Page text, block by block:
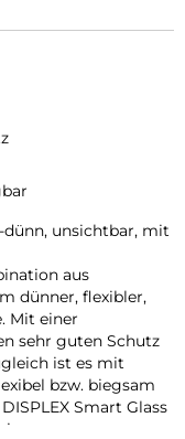
dünn, unsichtbar, mit
aus
dünner, flexibler,
Mit einer
sehr guten Schutz
ist es mit
bzw. biegsam
Smart Glass
unserer